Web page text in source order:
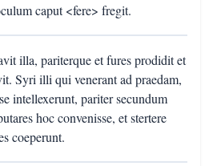
caput <fere> fregit.
illa, pariterque et fures prodidit et
Syri illi qui venerant ad praedam,
intellexerunt, pariter secundum
hoc convenisse, et stertere
coeperunt.